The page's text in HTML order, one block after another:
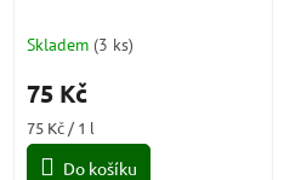
Skladem (3 ks)
75 Kč
Měrná
cena:
75 Kč / 1 l
Do košíku